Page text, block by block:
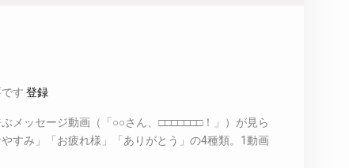
す 登録
メッセージ動画（「○○さん、□□□□□□□！」）が見ら
すみ」「お疲れ様」「ありがとう」の4種類。1動画